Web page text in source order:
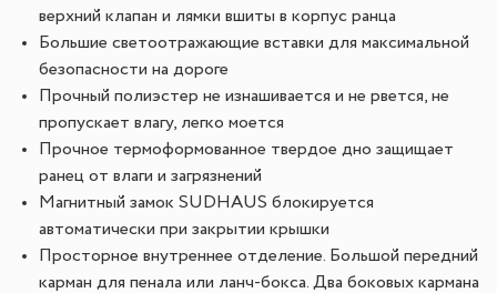
верхний клапан и лямки вшиты в корпус ранца
Большие светоотражающие вставки для максимальной
безопасности на дороге
Прочный полиэстер не изнашивается и не рвется, не
пропускает влагу, легко моется
Прочное термоформованное твердое дно защищает
ранец от влаги и загрязнений
Магнитный замок SUDHAUS блокируется
автоматически при закрытии крышки
Просторное внутреннее отделение. Большой передний
карман для пенала или ланч-бокса. Два боковых кармана